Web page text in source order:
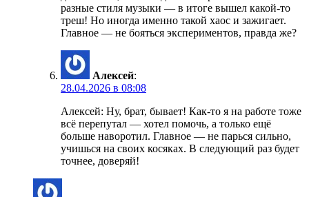
разные стиля музыки — в итоге вышел какой-то
треш! Но иногда именно такой хаос и зажигает.
Главное — не бояться экспериментов, правда же?
Алексей:
28.04.2026 в 08:08
Алексей: Ну, брат, бывает! Как-то я на работе тоже
всё перепутал — хотел помочь, а только ещё
больше наворотил. Главное — не парься сильно,
учишься на своих косяках. В следующий раз будет
точнее, доверяй!